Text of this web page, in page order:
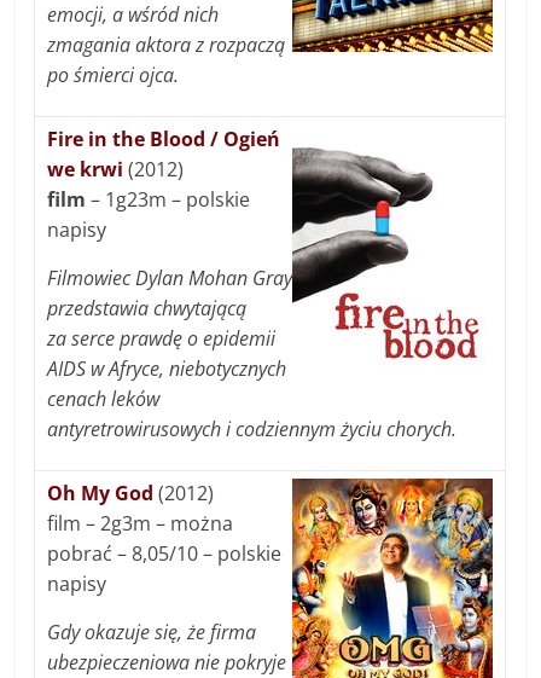
emocji, a wśród nich
zmagania aktora z rozpaczą
po śmierci ojca.
Fire in the Blood / Ogień
we krwi (2012)
film – 1g23m – polskie
napisy
Filmowiec Dylan Mohan Gray
przedstawia chwytającą
za serce prawdę o epidemii
AIDS w Afryce, niebotycznych
cenach leków
antyretrowirusowych i codziennym życiu chorych.
Oh My God (2012)
film – 2g3m – można
pobrać – 8,05/10 – polskie
napisy
Gdy okazuje się, że firma
ubezpieczeniowa nie pokryje